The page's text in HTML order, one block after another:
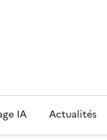
IA Actualités